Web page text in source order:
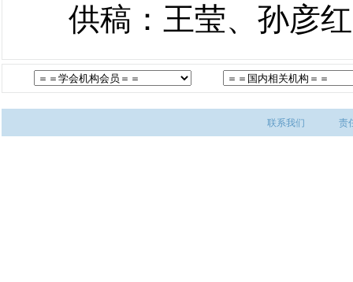
供稿：王莹、孙彦红
联系我们 责